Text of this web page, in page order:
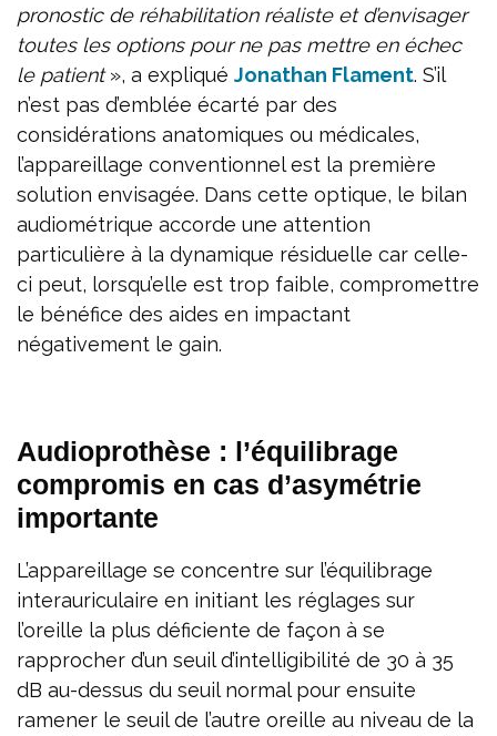
pronostic de réhabilitation réaliste et d’envisager
toutes les options pour ne pas mettre en échec
le patient», a expliqué Jonathan Flament. S’il
n’est pas d’emblée écarté par des
considérations anatomiques ou médicales,
l’appareillage conventionnel est la première
solution envisagée. Dans cette optique, le bilan
audiométrique accorde une attention
particulière à la dynamique résiduelle car celle-
ci peut, lorsqu’elle est trop faible, compromettre
le bénéfice des aides en impactant
négativement le gain.
Audioprothèse : l’équilibrage
compromis en cas d’asymétrie
importante
L’appareillage se concentre sur l’équilibrage
interauriculaire en initiant les réglages sur
l’oreille la plus déficiente de façon à se
rapprocher d’un seuil d’intelligibilité de 30 à 35
dB au-dessus du seuil normal pour ensuite
ramener le seuil de l’autre oreille au niveau de la